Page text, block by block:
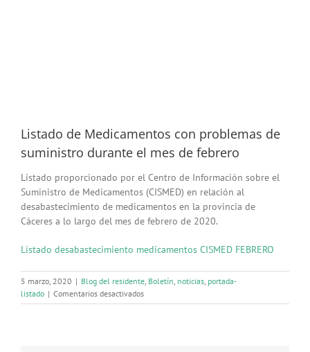
Listado de Medicamentos con problemas de
suministro durante el mes de febrero
Listado proporcionado por el Centro de Información sobre el
Suministro de Medicamentos (CISMED) en relación al
desabastecimiento de medicamentos en la provincia de
Cáceres a lo largo del mes de febrero de 2020.
Listado desabastecimiento medicamentos CISMED FEBRERO
5 marzo, 2020 | Blog del residente Boletín noticias portada-
listado | Comentarios desactivadosen
Listado